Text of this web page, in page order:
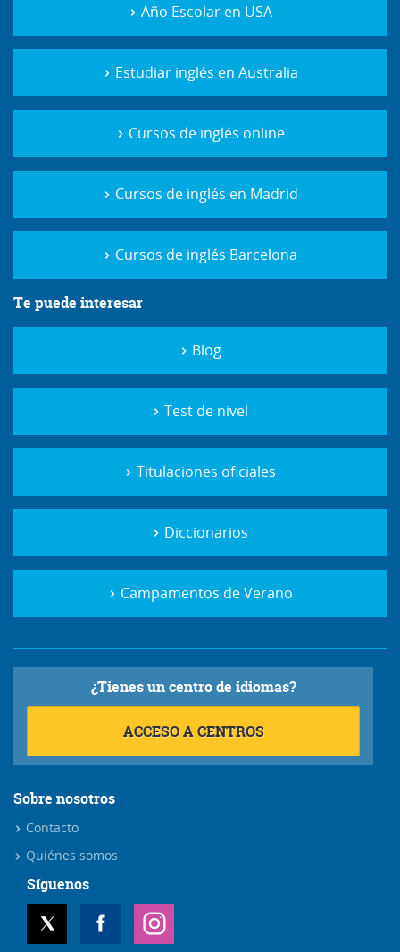
Año Escolar en USA
Estudiar inglés en Australia
Cursos de inglés online
Cursos de inglés en Madrid
Cursos de inglés Barcelona
Te puede interesar
Blog
Test de nivel
Titulaciones oficiales
Diccionarios
Campamentos de Verano
¿Tienes un centro de idiomas?
ACCESO A CENTROS
Sobre nosotros
Contacto
Quiénes somos
Síguenos